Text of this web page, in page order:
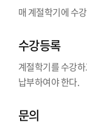
매 계절학기에 수
수강등록
계절학기를 수강
납부하여야 한다.
문의